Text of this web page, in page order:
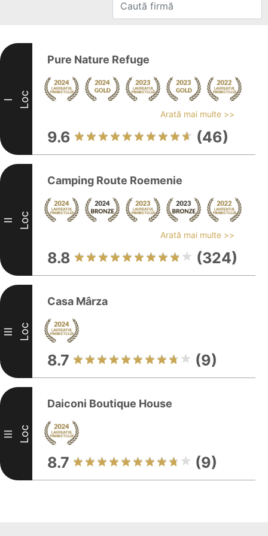
I Loc
Pure Nature Refuge
Arată mai multe >>
9.6 (46)
II Loc
Camping Route Roemenie
Arată mai multe >>
8.8 (324)
III Loc
Casa Mârza
8.7 (9)
III Loc
Daiconi Boutique House
8.7 (9)